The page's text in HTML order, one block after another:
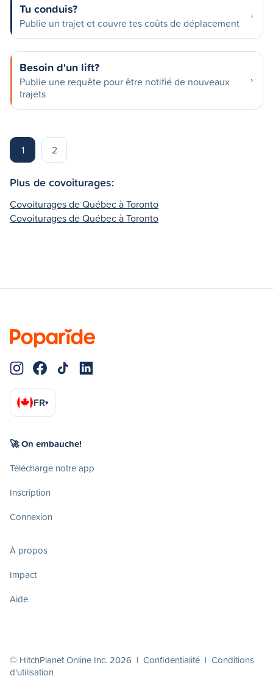
Tu conduis?
Publie un trajet et couvre tes coûts de déplacement
Besoin d'un lift?
Publie une requête pour être notifié de nouveaux
trajets
1 2
Plus de covoiturages:
Covoiturages de Québec à Toronto
Covoiturages de Québec à Toronto
FR▾
🚀 On embauche!
Télécharge notre app
Inscription
Connexion
À propos
Impact
Aide
© HitchPlanet Online Inc. 2026 | Confidentialité | Conditions
d'utilisation